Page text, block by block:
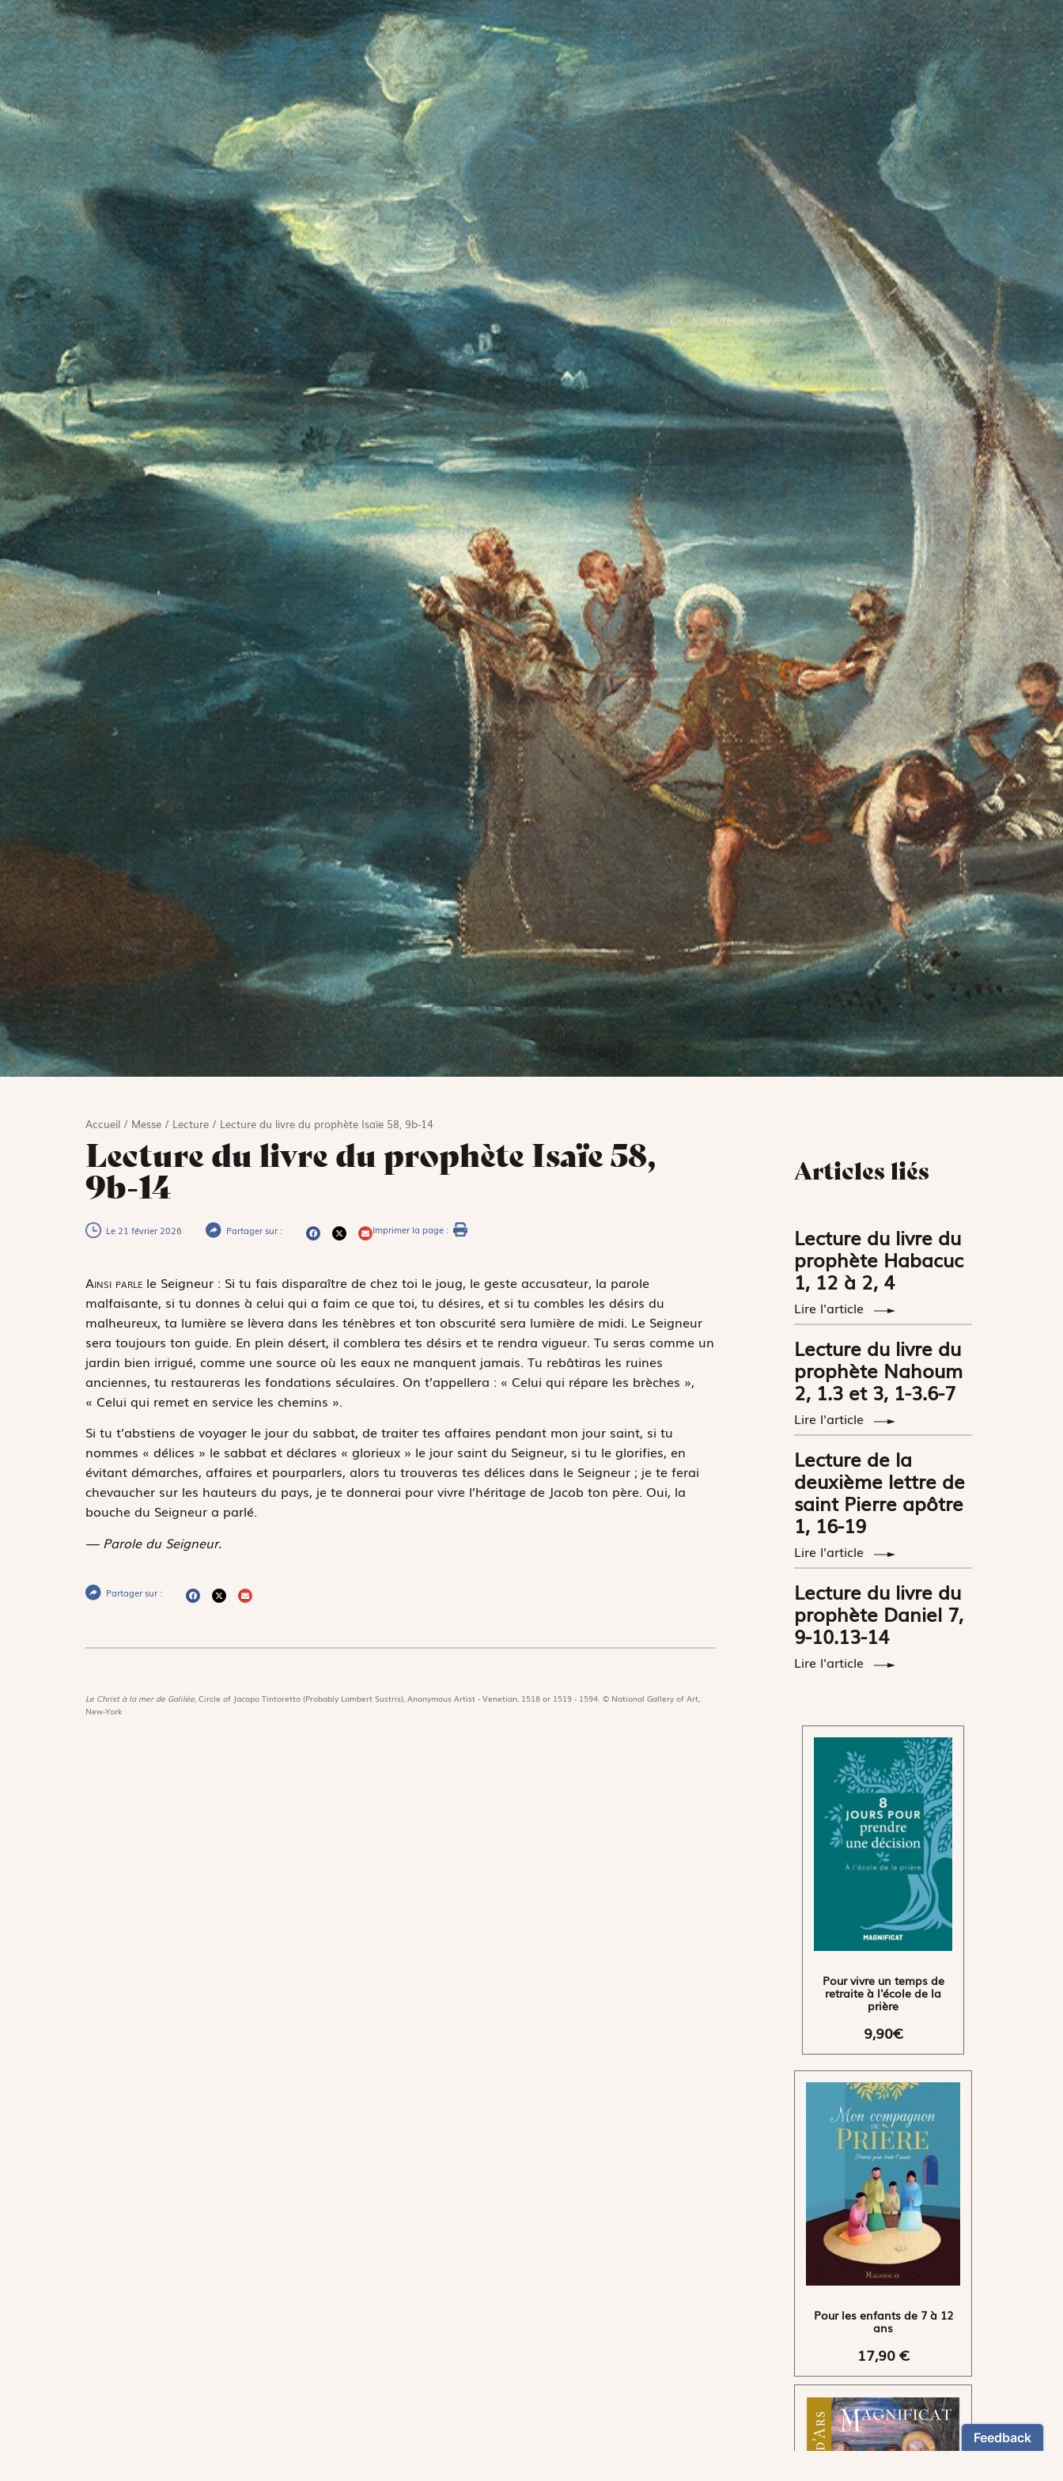
Accueil/ Messe/ Lecture/ Lecture du livre du prophète Isaïe 58, 9b-14
Lecture du livre du prophète Isaïe 58,
9b-14
Le 21 février 2026 Partager sur : Imprimer la page :
Ainsi parlele Seigneur : Si tu fais disparaître de chez toi le joug, le geste accusateur, la parole
malfaisante, si tu donnes à celui qui a faim ce que toi, tu désires, et si tu combles les désirs du
malheureux, ta lumière se lèvera dans les ténèbres et ton obscurité sera lumière de midi. Le Seigneur
sera toujours ton guide. En plein désert, il comblera tes désirs et te rendra vigueur. Tu seras comme un
jardin bien irrigué, comme une source où les eaux ne manquent jamais. Tu rebâtiras les ruines
anciennes, tu restaureras les fondations séculaires. On t’appellera : « Celui qui répare les brèches »,
« Celui qui remet en ­service les chemins ».
Si tu t’abstiens de voyager le jour du sabbat, de traiter tes affaires pendant mon jour saint, si tu
nommes « délices » le sabbat et déclares « glorieux » le jour saint du Seigneur, si tu le glorifies, en
évitant démarches, affaires et pourparlers, alors tu trouveras tes délices dans le Seigneur ; je te ferai
chevaucher sur les hauteurs du pays, je te donnerai pour vivre l’héritage de Jacob ton père. Oui, la
bouche du Seigneur a parlé.
— Parole du Seigneur.
Partager sur :
Le Christ à la mer de Galilée, Circle of Jacopo Tintoretto (Probably Lambert Sustris), Anonymous Artist - Venetian, 1518 or 1519 - 1594. © National Gallery of Art,
New-York
Articles liés
Lecture du livre du
prophète Habacuc
1, 12 à 2, 4
Lire l'article
Lecture du livre du
prophète Nahoum
2, 1.3 et 3, 1-3.6-7
Lire l'article
Lecture de la
deuxième lettre de
saint Pierre apôtre
1, 16-19
Lire l'article
Lecture du livre du
prophète Daniel 7,
9-10.13-14
Lire l'article
Pour vivre un temps de
retraite à l'école de la
prière
9,90€
Pour les enfants de 7 à 12
ans
17,90 €